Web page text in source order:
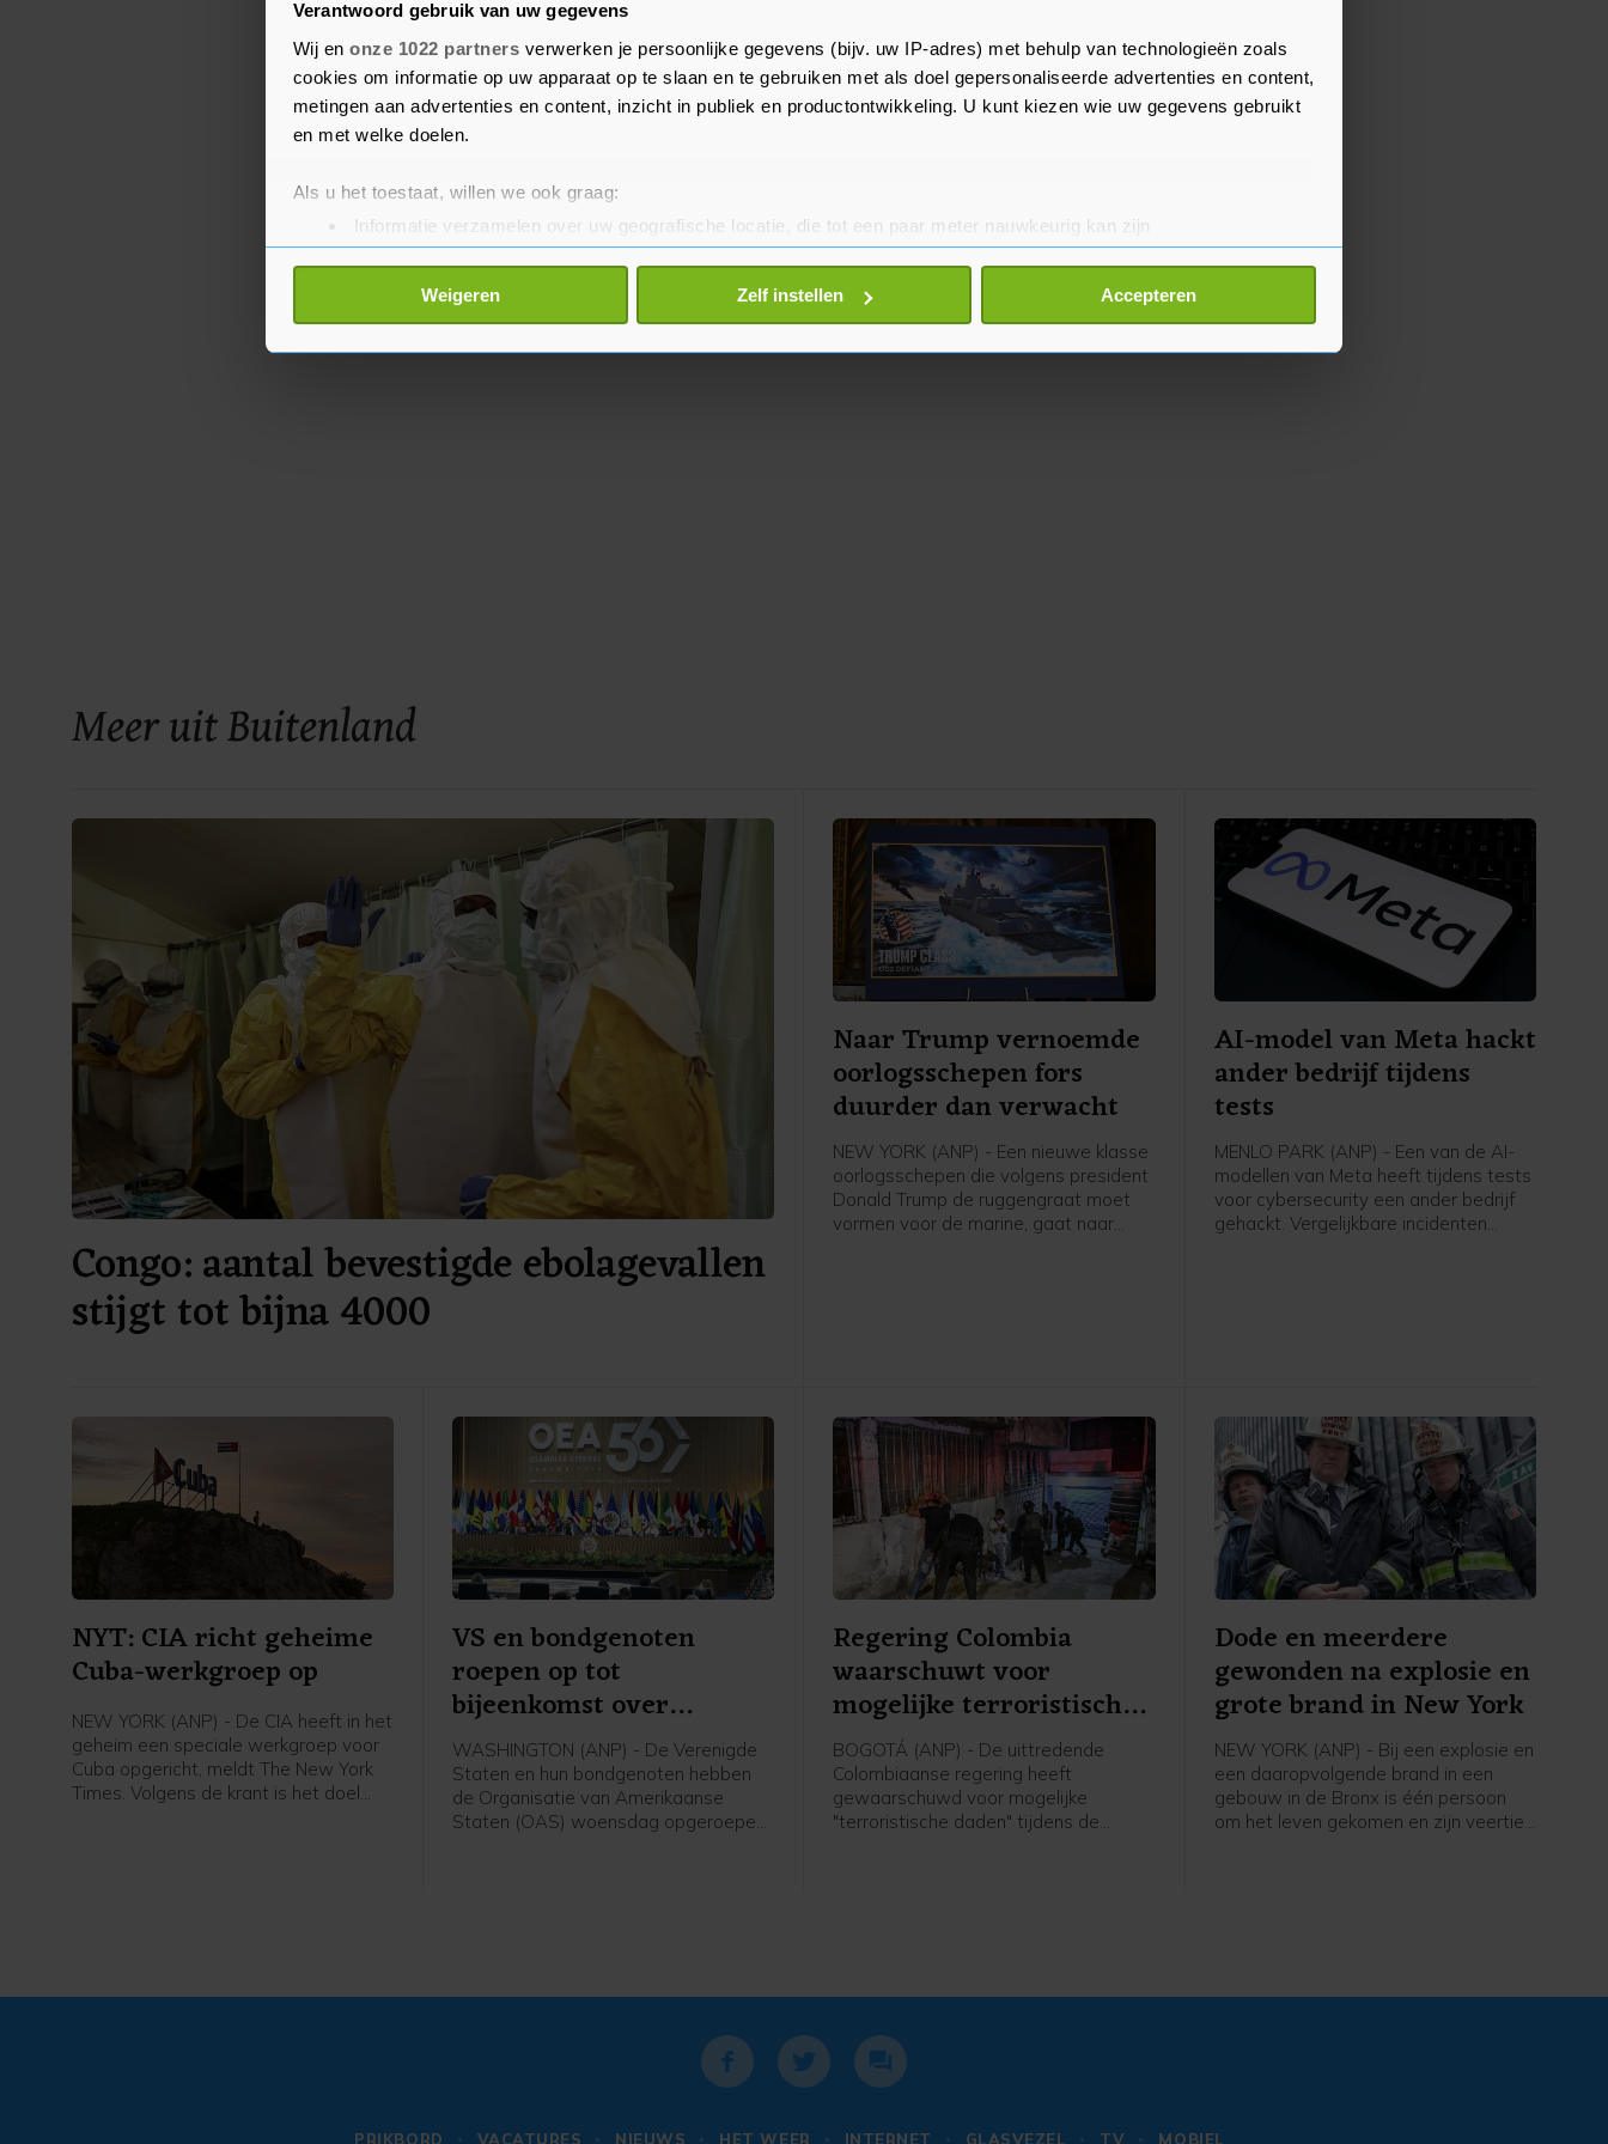
Verantwoord gebruik van uw gegevens
Wij en onze 1022 partners verwerken je persoonlijke gegevens (bijv. uw IP-adres) met behulp van technologieën zoals
cookies om informatie op uw apparaat op te slaan en te gebruiken met als doel gepersonaliseerde advertenties en content,
metingen aan advertenties en content, inzicht in publiek en productontwikkeling. U kunt kiezen wie uw gegevens gebruikt
en met welke doelen.
Als u het toestaat, willen we ook graag:
Informatie verzamelen over uw geografische locatie, die tot een paar meter nauwkeurig kan zijn
Uw apparaat identificeren door het actief te scannen op specifieke eigenschappen (fingerprinting)
Lees meer over hoe uw persoonlijke gegevens worden verwerkt en stel uw voorkeuren in het
detailgedeelte
toestemming op elk moment wijzigen of intrekken in de Cookieverklaring.
Weigeren Zelf instellen Accepteren
Israël heeft de moord op de Hamas-leider nog niet
opgeëist. Hamas en de bondgenoten van de organisatie
gaan ervan uit dat Israël verantwoordelijk is.
Meer uit Buitenland
Congo: aantal bevestigde ebolagevallen
stijgt tot bijna 4000
Naar Trump vernoemde
oorlogsschepen fors
duurder dan verwacht
NEW YORK (ANP) - Een nieuwe klasse
oorlogsschepen die volgens president
Donald Trump de ruggengraat moet
vormen voor de marine, gaat naar
AI-model van Meta hackt
ander bedrijf tijdens
tests
MENLO PARK (ANP) - Een van de AI-
modellen van Meta heeft tijdens tests
voor cybersecurity een ander bedrijf
gehackt. Vergelijkbare incidenten
NYT: CIA richt geheime
Cuba-werkgroep op
NEW YORK (ANP) - De CIA heeft in het
geheim een speciale werkgroep voor
Cuba opgericht, meldt The New York
Times. Volgens de krant is het doel
VS en bondgenoten
roepen op tot
bijeenkomst over
Nicaragua
WASHINGTON (ANP) - De Verenigde
Staten en hun bondgenoten hebben
de Organisatie van Amerikaanse
Staten (OAS) woensdag opgeroepen
Regering Colombia
waarschuwt voor
mogelijke terroristische
daden
BOGOTÁ (ANP) - De uittredende
Colombiaanse regering heeft
gewaarschuwd voor mogelijke
"terroristische daden" tijdens de
Dode en meerdere
gewonden na explosie en
grote brand in New York
NEW YORK (ANP) - Bij een explosie en
een daaropvolgende brand in een
gebouw in de Bronx is één persoon
om het leven gekomen en zijn veertien
PRIKBORD VACATURES NIEUWS HET WEER INTERNET GLASVEZEL TV MOBIEL